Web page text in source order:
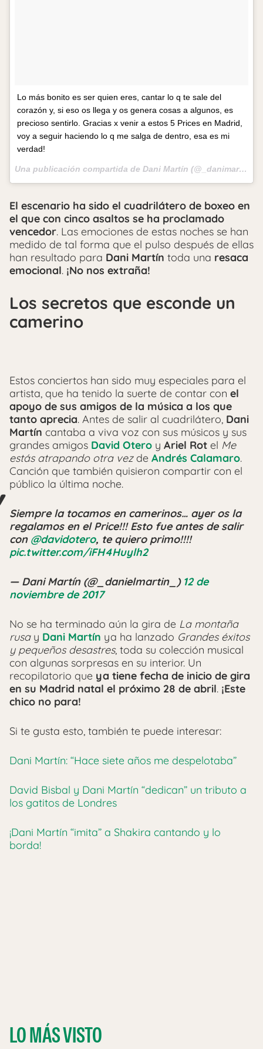
Lo más bonito es ser quien eres, cantar lo q te sale del
corazón y, si eso os llega y os genera cosas a algunos, es
precioso sentirlo. Gracias x venir a estos 5 Prices en Madrid,
voy a seguir haciendo lo q me salga de dentro, esa es mi
verdad!
Una publicación compartida de Dani Martín (@_danimartin_) el
El escenario ha sido el cuadrilátero de boxeo en
el que con cinco asaltos se ha proclamado
vencedor. Las emociones de estas noches se han
medido de tal forma que el pulso después de ellas
han resultado para Dani Martín toda una resaca
emocional. ¡No nos extraña!
Los secretos que esconde un
camerino
Estos conciertos han sido muy especiales para el
artista, que ha tenido la suerte de contar con el
apoyo de sus amigos de la música a los que
tanto aprecia. Antes de salir al cuadrilátero, Dani
Martín cantaba a viva voz con sus músicos y sus
grandes amigos David Otero y Ariel Rot el Me
estás atrapando otra vezde Andrés Calamaro.
Canción que también quisieron compartir con el
público la última noche.
Siempre la tocamos en camerinos… ayer os la
regalamos en el Price!!! Esto fue antes de salir
con @davidotero, te quiero primo!!!!
pic.twitter.com/iFH4Huylh2
— Dani Martín (@_danielmartin_) 12 de
noviembre de 2017
No se ha terminado aún la gira de La montaña
rusay Dani Martín ya ha lanzado Grandes éxitos
y pequeños desastres, toda su colección musical
con algunas sorpresas en su interior. Un
recopilatorio que ya tiene fecha de inicio de gira
en su Madrid natal el próximo 28 de abril. ¡Este
chico no para!
Si te gusta esto, también te puede interesar:
Dani Martín: “Hace siete años me despelotaba”
David Bisbal y Dani Martín “dedican” un tributo a
los gatitos de Londres
¡Dani Martín “imita” a Shakira cantando y lo
borda!
LO MÁS VISTO